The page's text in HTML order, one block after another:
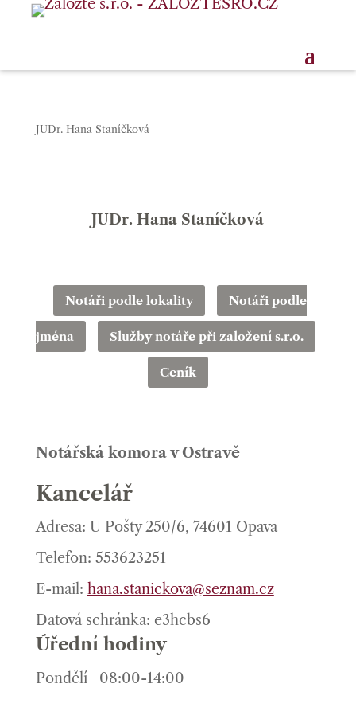
JUDr. Hana Staníčková
JUDr. Hana Staníčková
Notáři podle lokality Notáři podle
jména Služby notáře při založení s.r.o.
Ceník
Notářská komora v Ostravě
Kancelář
Adresa: U Pošty 250/6, 74601 Opava
Telefon: 553623251
E-mail: hana.stanickova@seznam.cz
Datová schránka: e3hcbs6
Úřední hodiny
Pondělí
08:00-14:00